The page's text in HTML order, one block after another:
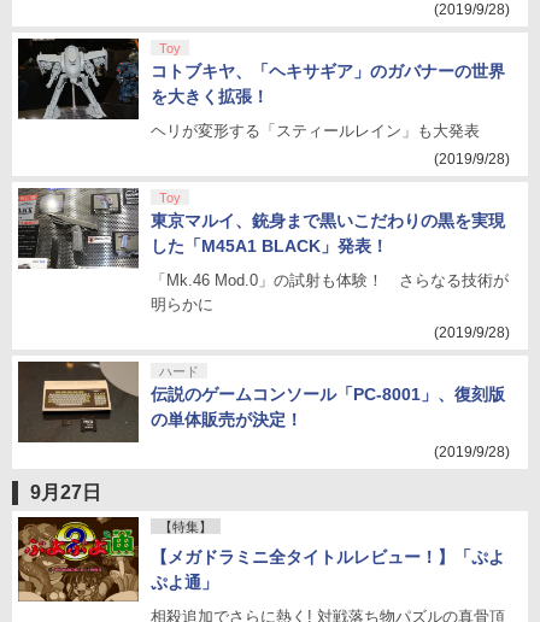
(2019/9/28)
Toy
コトブキヤ、「ヘキサギア」のガバナーの世界
を大きく拡張！
ヘリが変形する「スティールレイン」も大発表
(2019/9/28)
Toy
東京マルイ、銃身まで黒いこだわりの黒を実現
した「M45A1 BLACK」発表！
「Mk.46 Mod.0」の試射も体験！ さらなる技術が
明らかに
(2019/9/28)
ハード
伝説のゲームコンソール「PC-8001」、復刻版
の単体販売が決定！
(2019/9/28)
9月27日
【特集】
【メガドラミニ全タイトルレビュー！】「ぷよ
ぷよ通」
相殺追加でさらに熱く! 対戦落ち物パズルの真骨頂